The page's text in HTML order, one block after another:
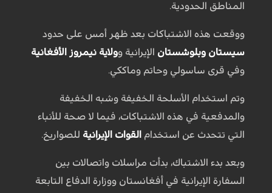
المناطق الحدودية.
ووقعت هذه الاشتباكات بعد ظهر أمس على حدود
سيستان وبلوشستان الإيرانية وولاية نيمروز الأفغانية
وفي قرى ساسولي وحاتم وماككي.
وتم استخدام الأسلحة الخفيفة وشبه الخفيفة
والمدفعية في هذه الاشتباكات، فيما لا صحة للأنباء
التي تتحدث عن استخدام القوات الإيرانية للصواريخ.
وبعد بدء الاشتباك، بدأت مراسلات واتصالات بين
السفارة الإيرانية في أفغانستان ووزارة الدفاع التابعة